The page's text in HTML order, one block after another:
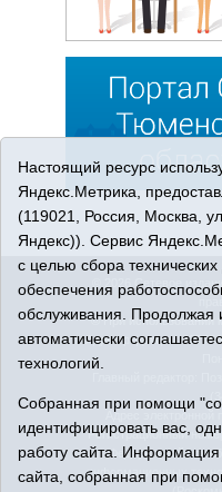
© 2026 Сетевое
© При использовании
Адрес редакции:
Адрес электронной
Регистрационный
Федеральной
информационных
Настоящий ресурс
Яндекс.Метрика,
(119021, Россия, Москва,
Яндекс)). Сервис
с целью сбора
обеспечения
обслуживания. Продолжая
автоматически
технологий.
Собранная при помощи
идентифицировать вас,
работу сайта.
сайта, собранная при